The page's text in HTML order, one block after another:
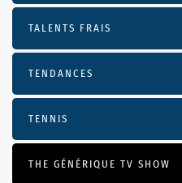
TALENTS FRAIS
TENDANCES
TENNIS
THE GÉNÉRIQUE TV SHOW